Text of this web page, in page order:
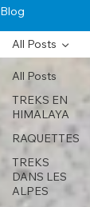
Blog
All Posts
TREKS EN
HIMALAYA
RAQUETTES
TREKS
DANS LES
ALPES
All Posts